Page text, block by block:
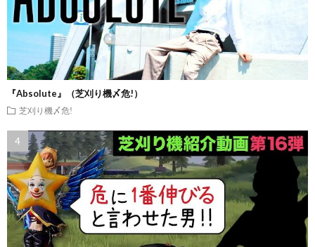
『Absolute』（芝刈り機〆危!）
芝刈り機〆危!